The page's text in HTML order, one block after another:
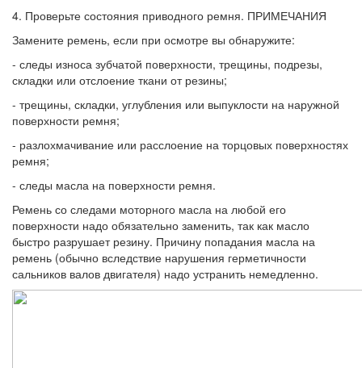
4. Проверьте состояния приводного ремня. ПРИМЕЧАНИЯ
Замените ремень, если при осмотре вы об­наружите:
- следы износа зубчатой поверхности, тре­щины, подрезы,
складки или отслоение тка­ни от резины;
- трещины, складки, углубления или выпу­клости на наружной
поверхности ремня;
- разлохмачивание или расслоение на тор­цовых поверхностях
ремня;
- следы масла на поверхности ремня.
Ремень со следами моторного масла на лю­бой его
поверхности надо обязательно заме­нить, так как масло
быстро разрушает рези­ну. Причину попадания масла на
ремень (обычно вследствие нарушения герметично­сти
сальников валов двигателя) надо устра­нить немедленно.